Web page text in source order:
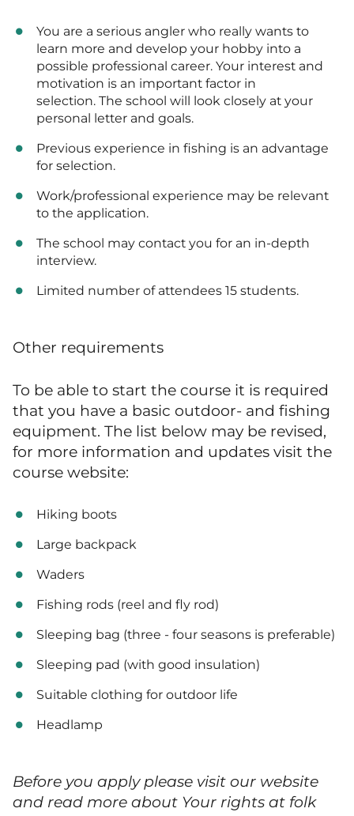
You are a serious angler who really wants to
learn more and develop your hobby into a
possible professional career. Your interest and
motivation is an important factor in
selection. The school will look closely at your
personal letter and goals.
Previous experience in fishing is an advantage
for selection.
Work/professional experience may be relevant
to the application.
The school may contact you for an in-depth
interview.
Limited number of attendees 15 students.
Other requirements
To be able to start the course it is required
that you have a basic outdoor- and fishing
equipment. The list below may be revised,
for more information and updates visit the
course website:
Hiking boots
Large backpack
Waders
Fishing rods (reel and fly rod)
Sleeping bag (three - four seasons is preferable)
Sleeping pad (with good insulation)
Suitable clothing for outdoor life
Headlamp
Before you apply please visit our website
and read more about Your rights at folk